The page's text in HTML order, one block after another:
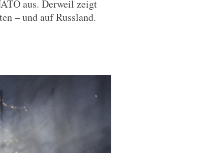
aus. Derweil zeigt
– und auf Russland.